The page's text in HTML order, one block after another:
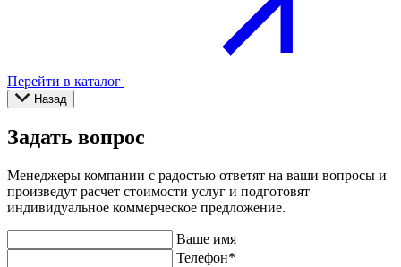
Перейти в каталог
Назад
Задать вопрос
Менеджеры компании с радостью ответят на ваши вопросы и
произведут расчет стоимости услуг и подготовят
индивидуальное коммерческое предложение.
Ваше имя
Телефон*